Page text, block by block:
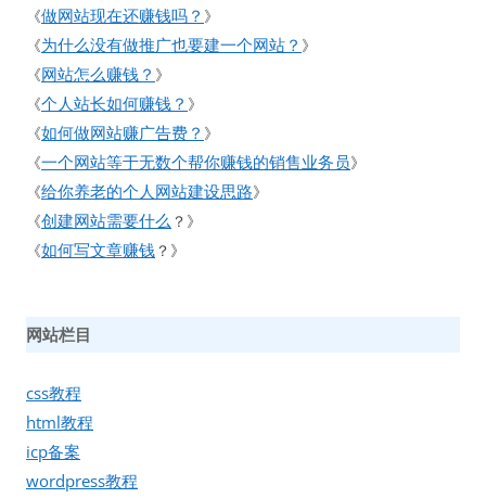
《做网站现在还赚钱吗？ 》
《为什么没有做推广也要建一个网站？ 》
《网站怎么赚钱？ 》
《个人站长如何赚钱？ 》
《如何做网站赚广告费？ 》
《一个网站等于无数个帮你赚钱的销售业务员》
《给你养老的个人网站建设思路》
《创建网站需要什么 ？》
《如何写文章赚钱 ？》
网站栏目
css教程
html教程
icp备案
wordpress教程